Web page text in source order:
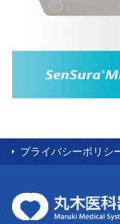
プライバシーポリシ